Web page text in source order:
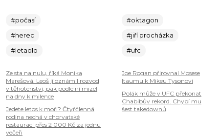
#počasí
#herec
#letadlo
Ze sta na nulu, říká Monika
Marešová. Leoš jí oznámil rozvod
v těhotenství, pak podle ní mizel
na dny k milence
Jedete letos k moři? Čtyřčlenná
rodina nechá v chorvatské
restauraci přes 2 000 Kč za jednu
večeři
#oktagon
#jiří procházka
#ufc
Joe Rogan přirovnal Mosese
Itaumu k Mikeu Tysonovi
Polák může v UFC překonat
Chabibův rekord. Chybí mu
šest takedownů